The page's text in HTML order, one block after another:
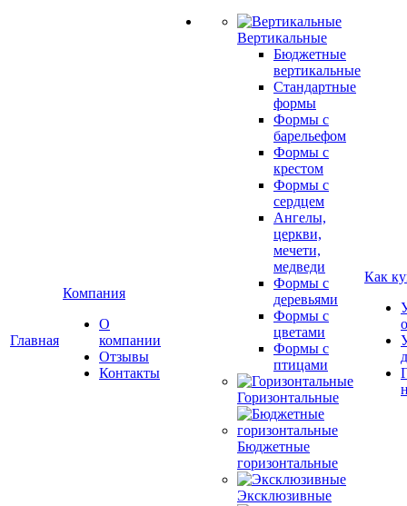
Главная
Компания
О
компании
Отзывы
Контакты
Вертикальные
Бюджетные
вертикальные
Стандартные
формы
Формы с
барельефом
Формы с
крестом
Формы с
сердцем
Ангелы,
церкви,
мечети,
медведи
Формы с
деревьями
Формы с
цветами
Формы с
птицами
Горизонтальные
Бюджетные
горизонтальные
Эксклюзивные
Как